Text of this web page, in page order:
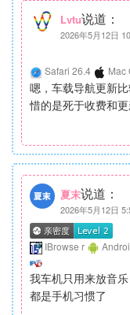
Lvtu说道：
2026年5月12日
Safari 26.4 Mac
嗯，车载导航更新
惜的是死于收费和更
夏末说道：
2026年5月12日
IBrowse r
我车机只用来放音
都是手机习惯了